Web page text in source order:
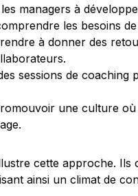
managers à
les besoins
à donner des
sessions de coaching
une culture
cette approche.
ainsi un climat de